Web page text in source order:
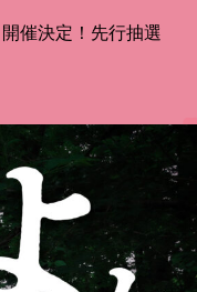
催決定！先行抽選